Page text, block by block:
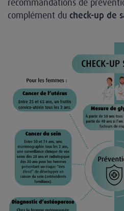
recommandations de
complément du check-up de